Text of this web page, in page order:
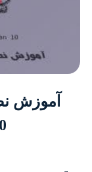
10 (Debian 10)